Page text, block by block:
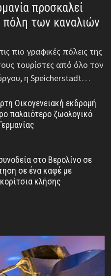
προσκαλεί
πόλη των καναλιών
πιο γραφικές πόλεις της
τουρίστες από όλο τον
η Speicherstadt…
Οικογενειακή εκδρομή
παλαιότερο ζωολογικό
στο Βερολίνο σε
σε ένα καφέ με
κλήσης